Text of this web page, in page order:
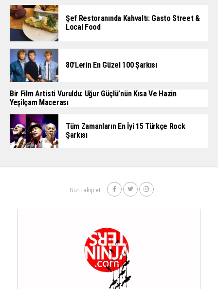
Şef Restoranında Kahvaltı: Gasto Street &
Local Food
80’lerin En Güzel 100 Şarkısı
Bir Film Artisti Vuruldu: Uğur Güçlü’nün Kısa Ve Hazin
Yeşilçam Macerası
Tüm Zamanların En İyi 15 Türkçe Rock
Şarkısı
Bizi takip et